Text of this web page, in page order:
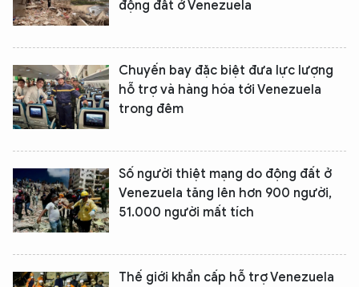
động đất ở Venezuela
Chuyến bay đặc biệt đưa lực lượng
hỗ trợ và hàng hóa tới Venezuela
trong đêm
Số người thiệt mạng do động đất ở
Venezuela tăng lên hơn 900 người,
51.000 người mất tích
Thế giới khẩn cấp hỗ trợ Venezuela